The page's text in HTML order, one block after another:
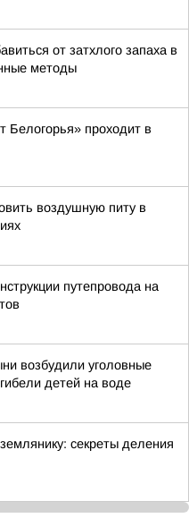
от затхлого запаха в
методы
Белогорья» проходит в
воздушную питу в
путепровода на
возбудили уголовные
детей на воде
секреты деления